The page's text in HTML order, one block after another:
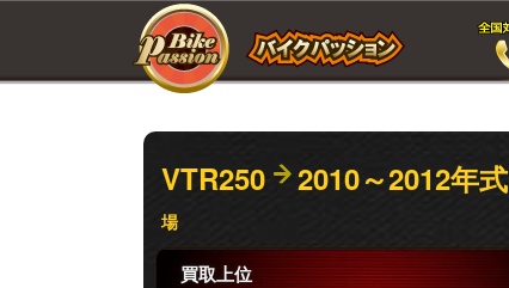
VTR250 2010～2012年式
場
買取上位